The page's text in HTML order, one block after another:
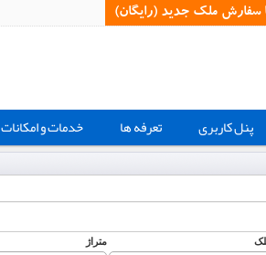
سفارش ملک جدید (رایگان)‏
پنل کاربری تعرفه ها خدمات و امکانات
متراژ